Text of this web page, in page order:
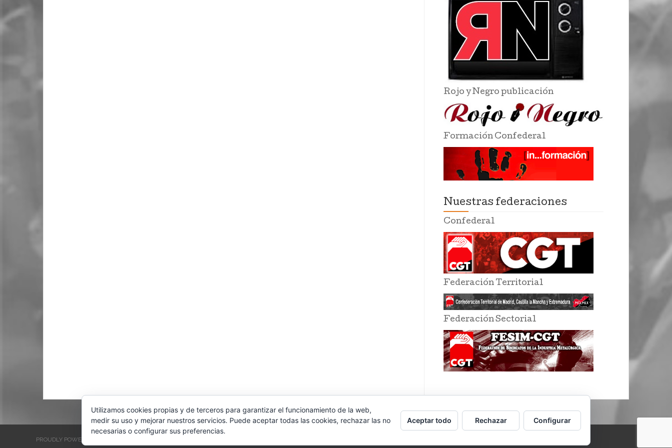
Rojo y Negro publicación
Formación Confederal
Nuestras federaciones
Confederal
Federación Territorial
Federación Sectorial
PROUDLY POWERED BY WORDPRESS
Utilizamos cookies propias y de terceros para garantizar el funcionamiento de la web,
medir su uso y mejorar nuestros servicios. Puede aceptar todas las cookies, rechazar las no
necesarias o configurar sus preferencias.
Aceptar todo Rechazar Configurar